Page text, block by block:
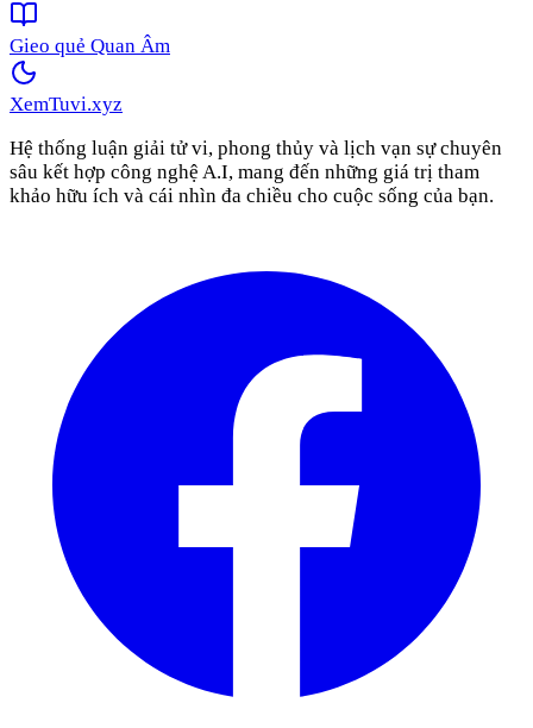
Gieo quẻ Quan Âm
XemTuvi.xyz
Hệ thống luận giải tử vi, phong thủy và lịch vạn sự chuyên
sâu kết hợp công nghệ A.I, mang đến những giá trị tham
khảo hữu ích và cái nhìn đa chiều cho cuộc sống của bạn.